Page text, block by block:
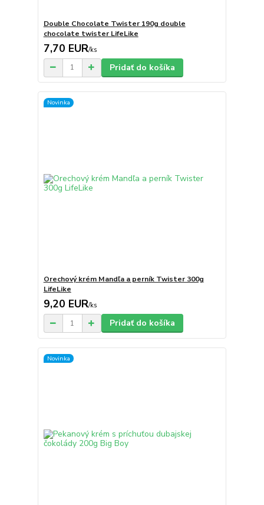
Double Chocolate Twister 190g double
chocolate twister LifeLike
7,70 EUR/ks
Pridať do košíka
Novinka
Orechový krém Mandľa a perník Twister 300g
LifeLike
9,20 EUR/ks
Pridať do košíka
Novinka